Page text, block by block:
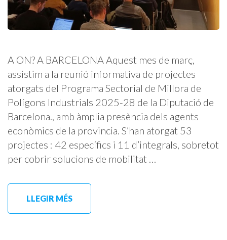
A ON? A BARCELONA Aquest mes de març,
assistim a la reunió informativa de projectes
atorgats del Programa Sectorial de Millora de
Polígons Industrials 2025-28 de la Diputació de
Barcelona., amb àmplia presència dels agents
econòmics de la provincia. S’han atorgat 53
projectes : 42 específics i 11 d’integrals, sobretot
per cobrir solucions de mobilitat …
LLEGIR MÉS